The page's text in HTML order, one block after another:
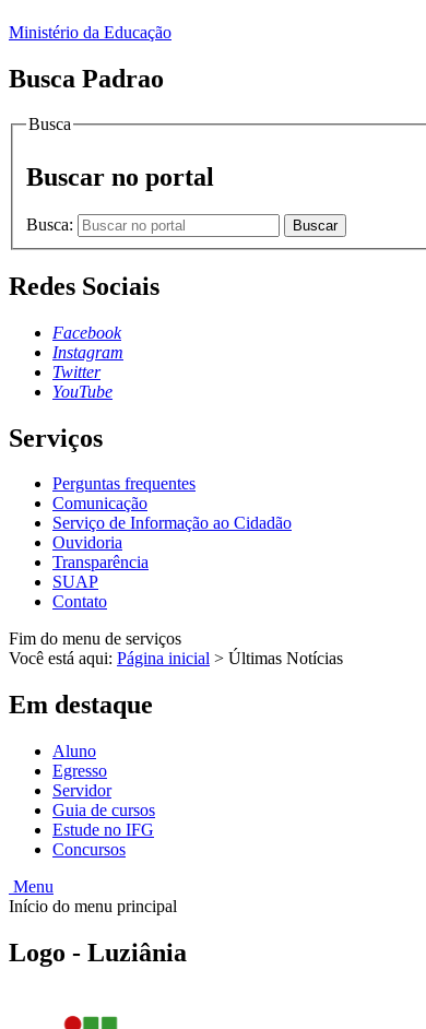
Ministério da Educação
Busca Padrao
Busca
Buscar no portal
Busca: Buscar
Redes Sociais
Facebook
Instagram
Twitter
YouTube
Serviços
Perguntas frequentes
Comunicação
Serviço de Informação ao Cidadão
Ouvidoria
Transparência
SUAP
Contato
Fim do menu de serviços
Você está aqui: Página inicial > Últimas Notícias
Em destaque
Aluno
Egresso
Servidor
Guia de cursos
Estude no IFG
Concursos
Menu
Início do menu principal
Logo - Luziânia